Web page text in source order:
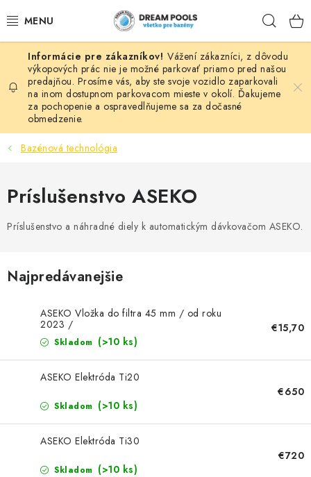
na
BAZÉNY
VÍRIVKY
ASEKO PRÍSLUŠENSTVO
NÁHRADNÉ DIELY
VÝPREDAJ
KONTAKTY
Vážení zákazníci, z dôvodu
výkopových prác nie je možné parkovať priamo pred našou
predajňou. Prosíme vás, aby ste svoje vozidlo zaparkovali
na inom dostupnom parkovacom mieste v okolí. Ďakujeme
za pochopenie a ospravedlňujeme sa za dočasné
obmedzenie.
Bazénová technológia
Príslušenstvo ASEKO
Príslušenstvo a náhradné diely k automatickým dávkovačom ASEKO.
Najpredávanejšie
ASEKO Vložka do filtra 45 mm / od roku
2023 /
Skladom (>10 ks)
€15,70
ASEKO Elektróda Ti20
Skladom (>10 ks)
€650
ASEKO Elektróda Ti30
Skladom (>10 ks)
€720